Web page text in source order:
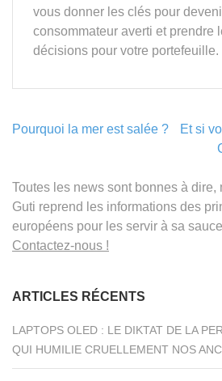
vous donner les clés pour
consommateur averti et prendre
décisions pour votre portefeuille.
Navigation
Pourquoi la mer est salée ?
Et si
Toutes les news sont bonnes à dire,
Guti reprend les informations des
européens pour les servir à sa
Contactez-nous !
ARTICLES RÉCENTS
LAPTOPS OLED : LE DIKTAT DE LA
QUI HUMILIE CRUELLEMENT NOS